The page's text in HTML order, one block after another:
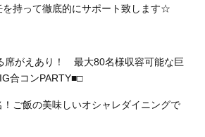
を持って徹底的にサポート致します☆
席がえあり！ 最大80名様収容可能な巨
合コンPARTY■□
ご飯の美味しいオシャレダイニングで